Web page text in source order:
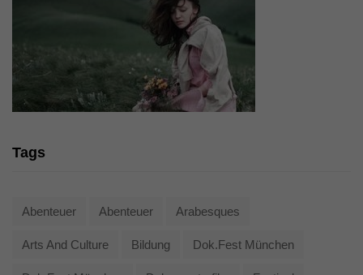
Tags
Abenteuer Abenteuer Arabesques
Arts And Culture Bildung Dok.fest München